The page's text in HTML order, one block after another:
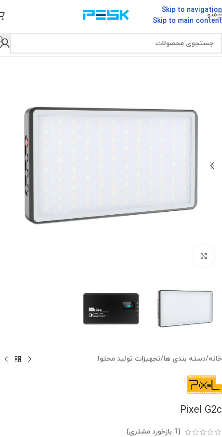
Skip to navigation
Skip to main content
منو
خانه/دسته بندی ها/تجهیزات تولید محتوا
Pixel G2c
(
1 بازخورد مشتری)